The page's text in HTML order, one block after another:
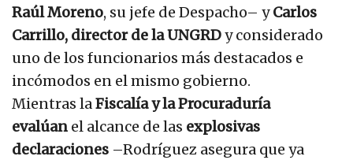
Raúl Moreno, su jefe de Despacho– yCarlos
Carrillo, director de la UNGRDy considerado
uno de los funcionarios más destacados e
incómodos en el mismo gobierno.
Mientras laFiscalía y la Procuraduría
evalúan el alcance de las explosivas
declaraciones –Rodríguez asegura que ya